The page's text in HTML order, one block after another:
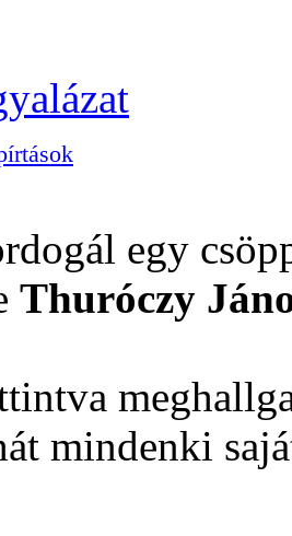
egy
Thuróczy
mindenki